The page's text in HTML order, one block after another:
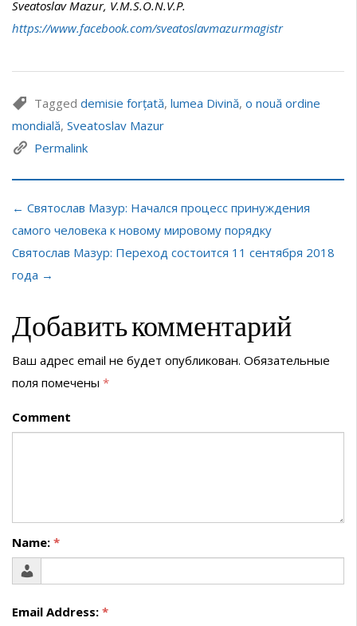
Sveatoslav Mazur, V.M.S.O.N.V.P.
https://www.facebook.com/sveatoslavmazurmagistr
Tagged demisie forțată, lumea Divină, o nouă ordine
mondială, Sveatoslav Mazur
Permalink
← Святослав Мазур: Начался процесс принуждения
самого человека к новому мировому порядку
Святослав Мазур: Переход состоится 11 сентября 2018
года →
Добавить комментарий
Ваш адрес email не будет опубликован. Обязательные
поля помечены *
Comment
Name: *
Email Address: *